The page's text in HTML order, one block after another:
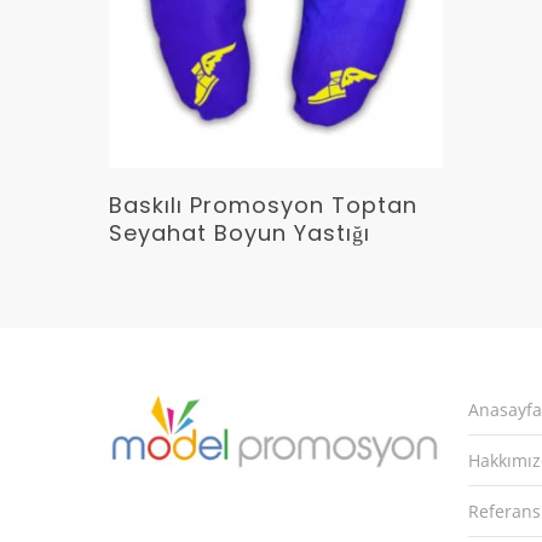
Devamını Oku
Baskılı Promosyon Toptan
Seyahat Boyun Yastığı
Anasayfa